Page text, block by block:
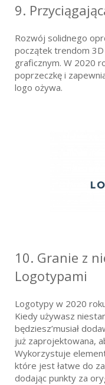
9.
Rozwój solidnego
początek trendom
graficznym. W 2020
poprzeczkę i
logo ożywa.
10. Granie z
Logotypami
Logotypy w 2020
Kiedy używasz
będziesz’musiał
już zaprojektowana,
Wykorzystuje
które jest łatwe do
dodając punkty za